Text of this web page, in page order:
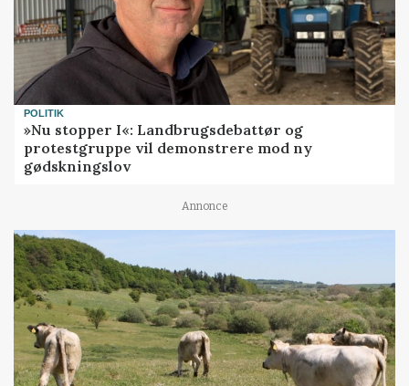
POLITIK
»Nu stopper I«: Landbrugsdebattør og
protestgruppe vil demonstrere mod ny
gødskningslov
Annonce